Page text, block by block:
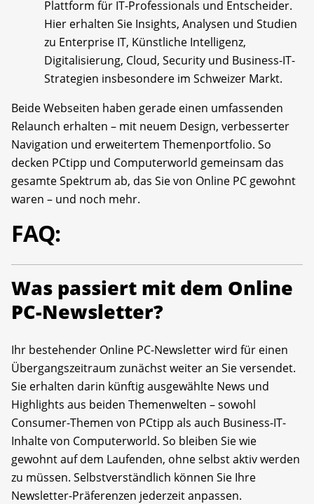
Plattform für IT-Professionals und Entscheider.
Hier erhalten Sie Insights, Analysen und Studien
zu Enterprise IT, Künstliche Intelligenz,
Digitalisierung, Cloud, Security und Business-IT-
Strategien insbesondere im Schweizer Markt.
Beide Webseiten haben gerade einen umfassenden
Relaunch erhalten – mit neuem Design, verbesserter
Navigation und erweitertem Themenportfolio. So
decken PCtipp und Computerworld gemeinsam das
gesamte Spektrum ab, das Sie von Online PC gewohnt
waren – und noch mehr.
FAQ:
Was passiert mit dem Online
PC-Newsletter?
Ihr bestehender Online PC-Newsletter wird für einen
Übergangszeitraum zunächst weiter an Sie versendet.
Sie erhalten darin künftig ausgewählte News und
Highlights aus beiden Themenwelten – sowohl
Consumer-Themen von PCtipp als auch Business-IT-
Inhalte von Computerworld. So bleiben Sie wie
gewohnt auf dem Laufenden, ohne selbst aktiv werden
zu müssen. Selbstverständlich können Sie Ihre
Newsletter-Präferenzen jederzeit anpassen.